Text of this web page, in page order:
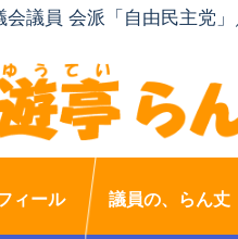
会議員 会派「自由民主党
ィール 議員の、らん丈